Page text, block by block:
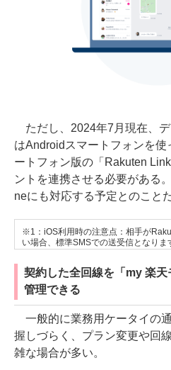
ただし、2024年7月現在、
はAndroidスマートフォンを
ートフォン版の「Rakuten
ントを連携させる必要がある
neにも対応する予定とのことだ
※1：iOS利用時の注意点：相手が
い場合、標準SMSでの送受信となりま
契約した全回線を「my 楽
管理できる
一般的に業務用ケータイの
握しづらく、プラン変更や回
雑な場合が多い。